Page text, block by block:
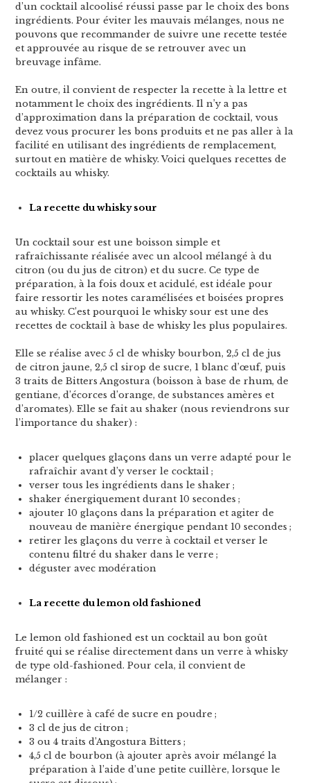
d’un cocktail alcoolisé réussi passe par le choix des bons
ingrédients. Pour éviter les mauvais mélanges, nous ne
pouvons que recommander de suivre une recette testée
et approuvée au risque de se retrouver avec un
breuvage infâme.
En outre, il convient de respecter la recette à la lettre et
notamment le choix des ingrédients. Il n’y a pas
d’approximation dans la préparation de cocktail, vous
devez vous procurer les bons produits et ne pas aller à la
facilité en utilisant des ingrédients de remplacement,
surtout en matière de whisky. Voici quelques recettes de
cocktails au whisky.
La recette du whisky sour
Un cocktail sour est une boisson simple et
rafraîchissante réalisée avec un alcool mélangé à du
citron (ou du jus de citron) et du sucre. Ce type de
préparation, à la fois doux et acidulé, est idéale pour
faire ressortir les notes caramélisées et boisées propres
au whisky. C’est pourquoi le whisky sour est une des
recettes de cocktail à base de whisky les plus populaires.
Elle se réalise avec 5 cl de whisky bourbon, 2,5 cl de jus
de citron jaune, 2,5 cl sirop de sucre, 1 blanc d’œuf, puis
3 traits de Bitters Angostura (boisson à base de rhum, de
gentiane, d’écorces d’orange, de substances amères et
d’aromates). Elle se fait au shaker (nous reviendrons sur
l’importance du shaker) :
placer quelques glaçons dans un verre adapté pour le
rafraîchir avant d’y verser le cocktail ;
verser tous les ingrédients dans le shaker ;
shaker énergiquement durant 10 secondes ;
ajouter 10 glaçons dans la préparation et agiter de
nouveau de manière énergique pendant 10 secondes ;
retirer les glaçons du verre à cocktail et verser le
contenu filtré du shaker dans le verre ;
déguster avec modération
La recette du lemon old fashioned
Le lemon old fashioned est un cocktail au bon goût
fruité qui se réalise directement dans un verre à whisky
de type old-fashioned. Pour cela, il convient de
mélanger :
1/2 cuillère à café de sucre en poudre ;
3 cl de jus de citron ;
3 ou 4 traits d’Angostura Bitters ;
4,5 cl de bourbon (à ajouter après avoir mélangé la
préparation à l’aide d’une petite cuillère, lorsque le